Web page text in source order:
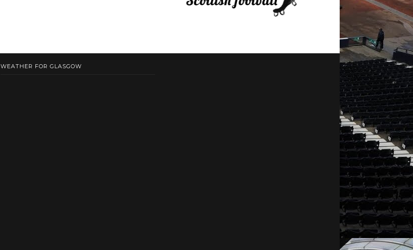
WEATHER FOR GLASGOW